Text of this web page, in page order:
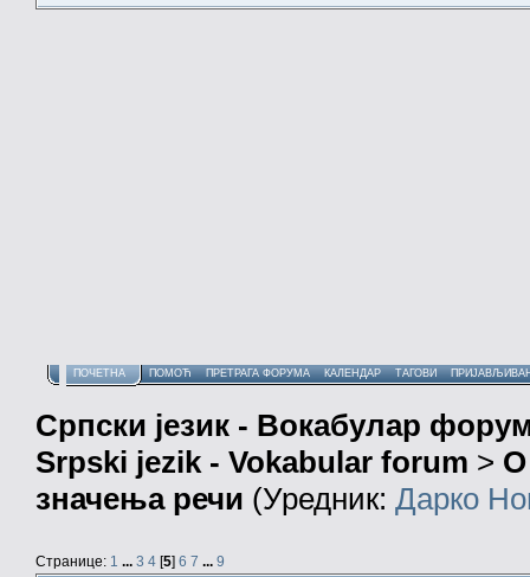
ПОЧЕТНА ПОМОЋ ПРЕТРАГА ФОРУМА КАЛЕНДАР ТАГОВИ
Српски језик - Вокабулар
Srpski jezik - Vokabular forum > О
значења речи (Уредник: Дарко
Странице: 1 ... 3 4 [5] 6 7 ... 9